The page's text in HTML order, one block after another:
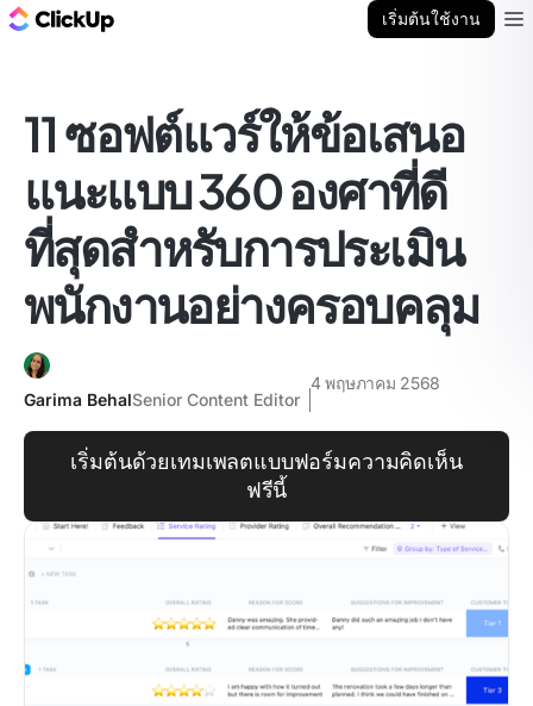
เริ่มต้นใช้งาน
11 ซอฟต์แวร์ให้ข้อเสนอ
แนะแบบ 360 องศาที่ดี
ที่สุดสำหรับการประเมิน
พนักงานอย่างครอบคลุม
Garima BehalSenior Content Editor
4 พฤษภาคม 2568
เริ่มต้นด้วยเทมเพลตแบบฟอร์มความคิดเห็น
ฟรีนี้